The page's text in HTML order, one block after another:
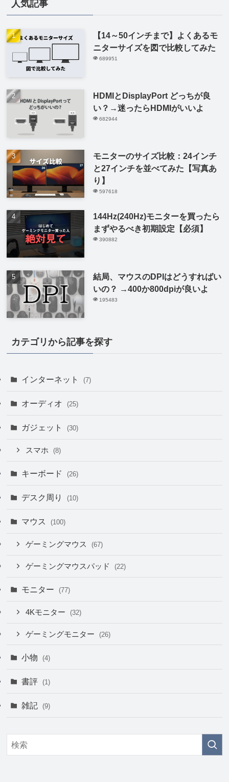
人気記事
【14～50インチまで】よくあるモ
ニターサイズを図で比較してみた
689951
HDMIとDisplayPort どっちが良
い？→迷ったらHDMIがいいよ
682944
モニターのサイズ比較：24インチ
と27インチを並べてみた【写真あ
り】
597618
144Hz(240Hz)モニターを買ったら
まずやるべき初期設定【必須】
390882
結局、マウスのDPIはどうすればい
いの？ →400か800dpiが良いよ
195483
カテゴリから記事を探す
インターネット (7)
オーディオ (25)
ガジェット (30)
スマホ (8)
キーボード (26)
デスク周り (10)
マウス (100)
ゲーミングマウス (67)
ゲーミングマウスパッド (22)
モニター (77)
4Kモニター (32)
ゲーミングモニター (26)
小物 (4)
書評 (1)
雑記 (9)